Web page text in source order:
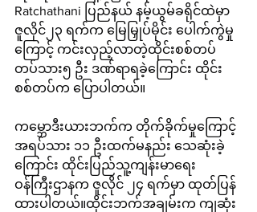
Ratchathani ပြည်နယ် နမ့်ယွမ်ခရိုင်ထဲမှာ
ဇူလိုင်၂၃ ရက်က မြေမြှုပ်မိုင်း ပေါက်ကွဲမှု
ကြောင့် ကင်းလှည့်လာတဲ့ထိုင်းစစ်တပ်
တပ်သား၅ ဦး ဒဏ်ရာရခဲ့ကြောင်း ထိုင်း
စစ်တပ်က ပြောပါတယ်။
ကမ္ဘောဒီးယားဘက်က တိုက်ခိုက်မှုကြောင့်
အရပ်သား ၁၁ ဦးထက်မနည်း သေဆုံးခဲ့
ကြောင်း ထိုင်းပြည်သူ့ကျန်းမာရေး
ဝန်ကြီးဌာနက ဇူလိုင် ၂၄ ရက်မှာ ထုတ်ပြန်
ထားပါတယ်။ထိုင်းဘက်အချမ်းက ကျဆုံး